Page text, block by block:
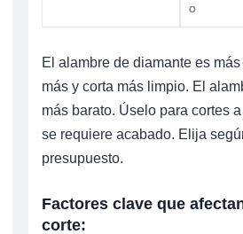
o
o
El alambre de diamante es
más y corta más limpio. El
más barato. Úselo para cortes
se requiere acabado. Elija
presupuesto.
Factores clave que
corte: